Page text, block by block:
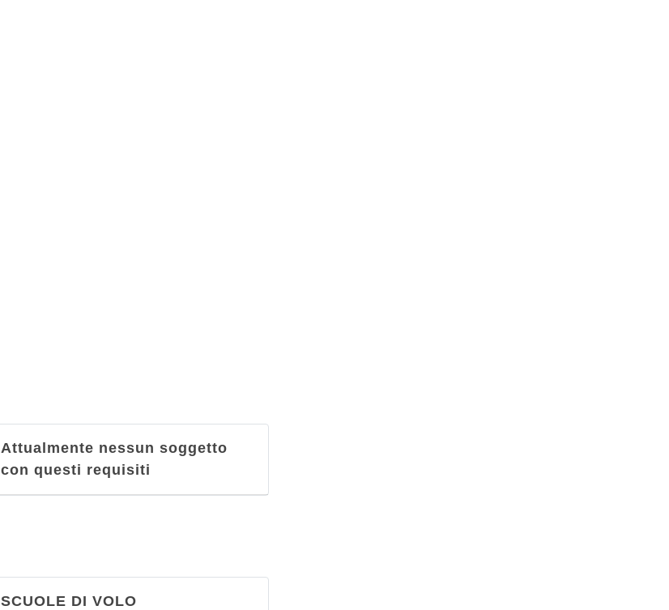
Attualmente nessun soggetto
con questi requisiti
SCUOLE DI VOLO